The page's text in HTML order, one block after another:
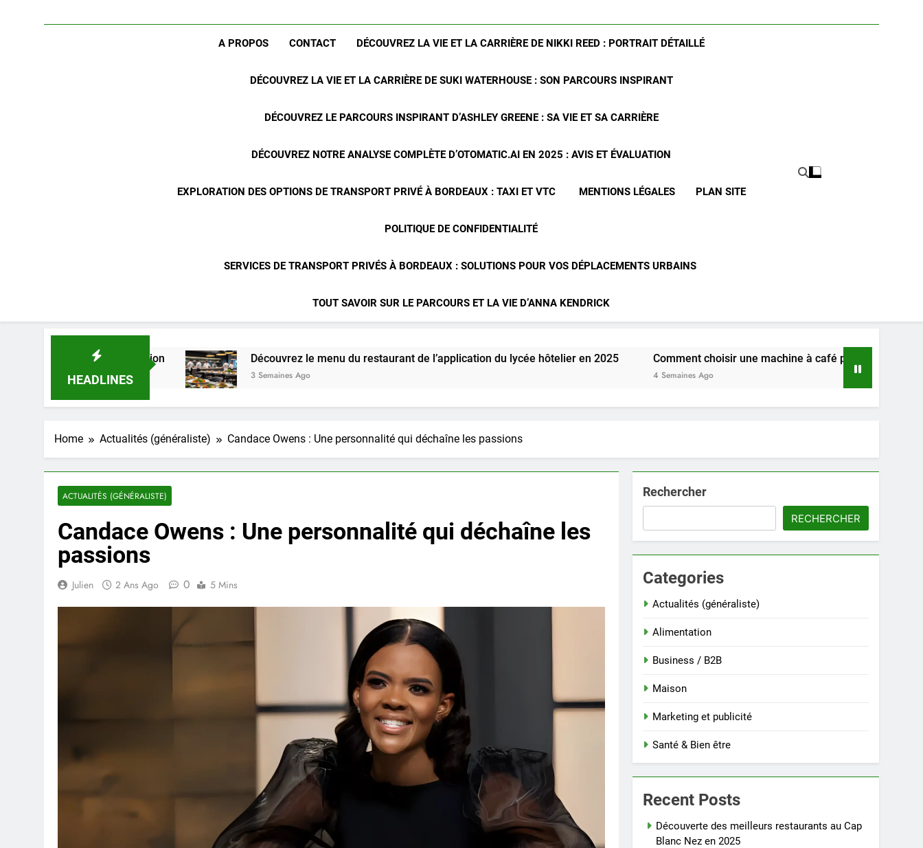
A PROPOS CONTACT DÉCOUVREZ LA VIE ET LA CARRIÈRE DE NIKKI REED : PORTRAIT DÉTAILLÉ
DÉCOUVREZ LA VIE ET LA CARRIÈRE DE SUKI WATERHOUSE : SON PARCOURS INSPIRANT
DÉCOUVREZ LE PARCOURS INSPIRANT D’ASHLEY GREENE : SA VIE ET SA CARRIÈRE
DÉCOUVREZ NOTRE ANALYSE COMPLÈTE D’OTOMATIC.AI EN 2025 : AVIS ET ÉVALUATION
EXPLORATION DES OPTIONS DE TRANSPORT PRIVÉ À BORDEAUX : TAXI ET VTC MENTIONS LÉGALES PLAN SITE
POLITIQUE DE CONFIDENTIALITÉ
SERVICES DE TRANSPORT PRIVÉS À BORDEAUX : SOLUTIONS POUR VOS DÉPLACEMENTS URBAINS
TOUT SAVOIR SUR LE PARCOURS ET LA VIE D’ANNA KENDRICK
HEADLINES
Découvrez le menu du restaurant de l’application du lycée hôtelier en 2025
3 Semaines Ago
Comment choisir une machine à café professionnelle adaptée à votre
Home Actualités (généraliste) Candace Owens : Une personnalité qui déchaîne les passions
ACTUALITÉS (GÉNÉRALISTE)
Candace Owens : Une personnalité qui déchaîne les
passions
Julien 2 Ans Ago 0 5 Mins
Rechercher
RECHERCHER
Categories
Actualités (généraliste)
Alimentation
Business / B2B
Maison
Marketing et publicité
Santé & Bien être
Recent Posts
Découverte des meilleurs restaurants au Cap
Blanc Nez en 2025